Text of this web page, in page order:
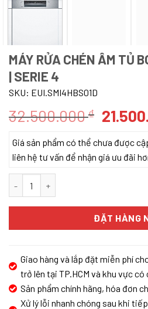
MÁY RỬA CHÉN ÂM TỦ
| SERIE 4
SKU: EUI.SMI4HBS01D
32.500.000₫ Giá
là:
Giá sản phẩm có thể chưa được
liên hệ tư vấn để nhận giá ưu đãi
ĐẶT HÀNG
Giao hàng và lắp đặt miễn phí
trở lên tại TP.HCM và khu vực có
Sản phẩm chính hãng, hóa đơn
Xử lý lỗi nhanh chóng sau khi